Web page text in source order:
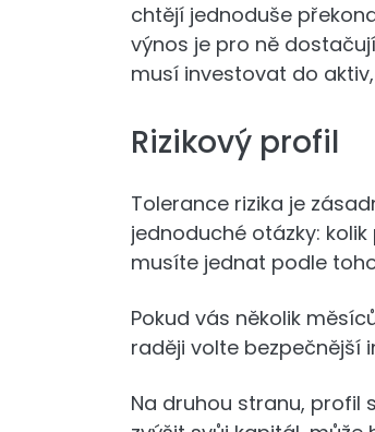
chtějí jednoduše
výnos je pro ně
musí investovat do
Rizikový profil
Tolerance rizika je
jednoduché otázky:
musíte jednat podle
Pokud vás několik
raději volte bezpečnější
Na druhou stranu, profil